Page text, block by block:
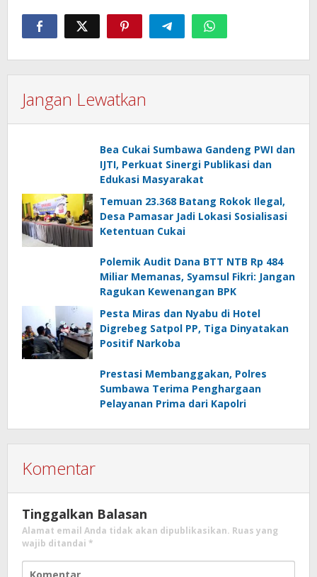
Jangan Lewatkan
Bea Cukai Sumbawa Gandeng PWI dan
IJTI, Perkuat Sinergi Publikasi dan
Edukasi Masyarakat
Temuan 23.368 Batang Rokok Ilegal,
Desa Pamasar Jadi Lokasi Sosialisasi
Ketentuan Cukai
Polemik Audit Dana BTT NTB Rp 484
Miliar Memanas, Syamsul Fikri: Jangan
Ragukan Kewenangan BPK
Pesta Miras dan Nyabu di Hotel
Digrebeg Satpol PP, Tiga Dinyatakan
Positif Narkoba
Prestasi Membanggakan, Polres
Sumbawa Terima Penghargaan
Pelayanan Prima dari Kapolri
Komentar
Tinggalkan Balasan
Alamat email Anda tidak akan dipublikasikan. Ruas yang
wajib ditandai *